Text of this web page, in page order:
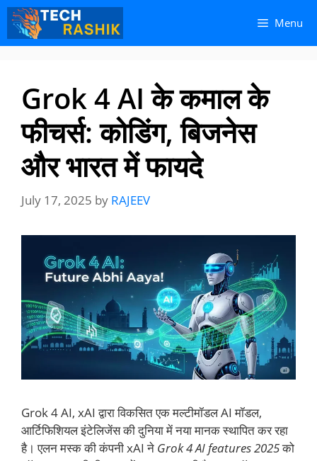
Skip
content
Skip
content
Menu
Grok 4 AI के कमाल के
फीचर्स: कोडिंग, बिजनेस
और भारत में फायदे
July 17, 2025 by RAJEEV
Grok 4 AI, xAI द्वारा विकसित एक मल्टीमॉडल AI मॉडल,
आर्टिफिशियल इंटेलिजेंस की दुनिया में नया मानक स्थापित कर रहा
है। एलन मस्क की कंपनी xAI ने Grok 4 AI features 2025को